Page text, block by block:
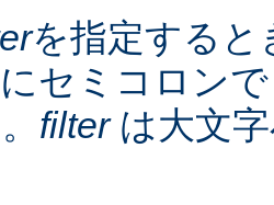
を指定すると
セミコロン
filterは大文